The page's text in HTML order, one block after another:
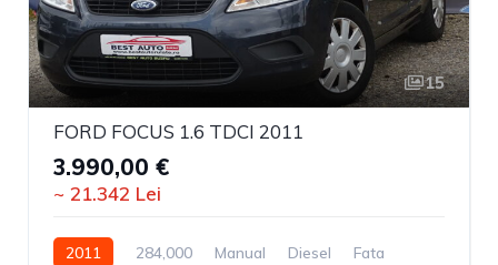
15
FORD FOCUS 1.6 TDCI 2011
3.990,00 €
~ 21.342 Lei
2011 284,000 Manual Diesel Fata